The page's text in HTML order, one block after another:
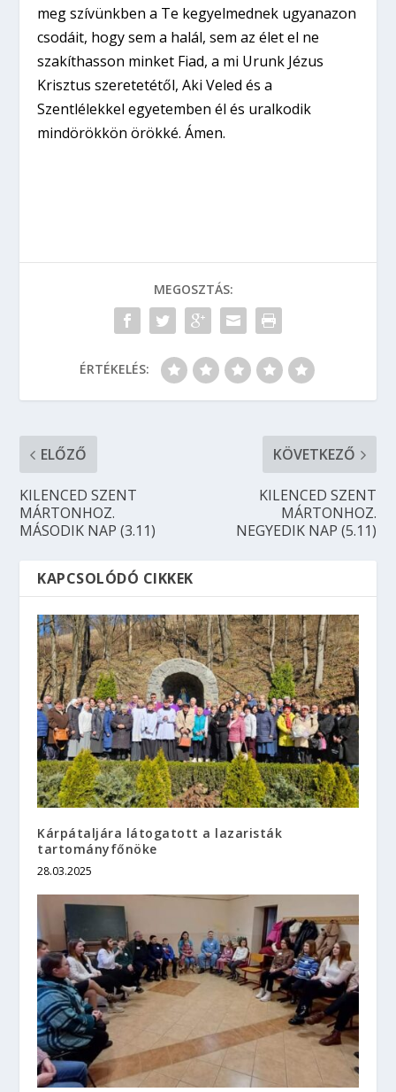
meg szívünkben a Te kegyelmednek ugyanazon
csodáit, hogy sem a halál, sem az élet el ne
szakíthasson minket Fiad, a mi Urunk Jézus
Krisztus szeretetétől, Aki Veled és a
Szentlélekkel egyetemben él és uralkodik
mindörökkön örökké. Ámen.
MEGOSZTÁS:
ÉRTÉKELÉS:
ELŐZŐ
KILENCED SZENT
MÁRTONHOZ.
MÁSODIK NAP (3.11)
KÖVETKEZŐ
KILENCED SZENT
MÁRTONHOZ.
NEGYEDIK NAP (5.11)
KAPCSOLÓDÓ CIKKEK
Kárpátaljára látogatott a lazaristák
tartományfőnöke
28.03.2025